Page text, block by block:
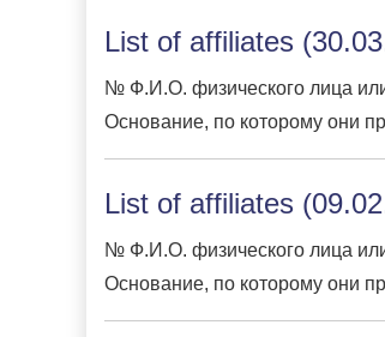
List of affiliates
№ Ф.И.О. физического лица
Основание, по которому они
List of affiliates
№ Ф.И.О. физического лица
Основание, по которому они